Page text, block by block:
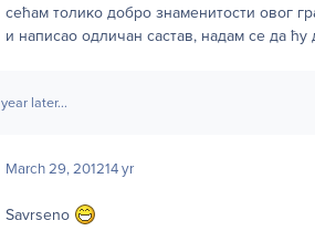
сећам толико добро знаменитости овог
и написао одличан састав, надам се да ћу
year later...
March 29, 201214 yr
Savrseno